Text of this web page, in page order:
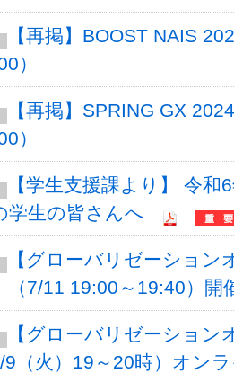
【再掲】BOOST NAIS
）
【再掲】SPRING GX
）
【学生支援課より】 令
学生の皆さんへ
【グローバリゼーショ
（7/11 19:00～19:40）開
【グローバリゼーショ
9（火）19～20時）オン